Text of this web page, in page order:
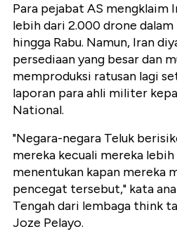
Para pejabat AS mengklaim
lebih dari 2.000 drone
hingga Rabu. Namun, Iran
persediaan yang besar dan
memproduksi ratusan lagi
laporan para ahli militer
National.
"Negara-negara Teluk
mereka kecuali mereka
menentukan kapan mereka
pencegat tersebut," kata
Tengah dari lembaga think
Joze Pelayo.